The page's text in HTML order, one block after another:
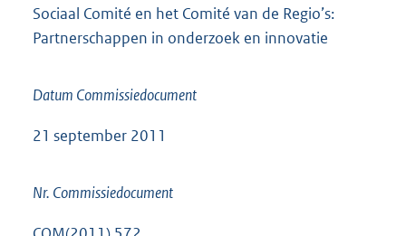
Sociaal Comité en het Comité van de Regio’s:
Partnerschappen in onderzoek en innovatie
Datum Commissiedocument
21 september 2011
Nr. Commissiedocument